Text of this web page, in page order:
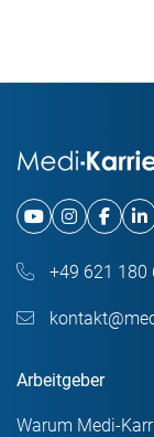
+49 621 180
Arbeitgeber
Warum Medi-